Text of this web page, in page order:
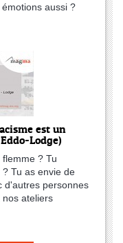
aussi ?
est un
Lodge)
? Tu
Tu as envie de
d'autres personnes
nos ateliers